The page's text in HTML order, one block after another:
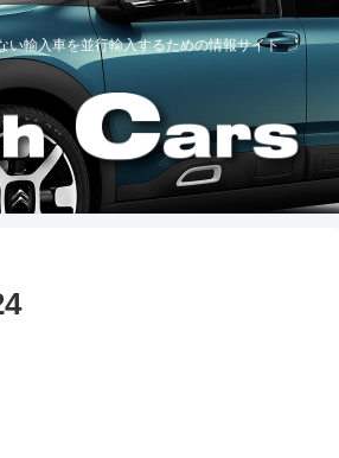
い輸入車を並行輸入するための情報サイト